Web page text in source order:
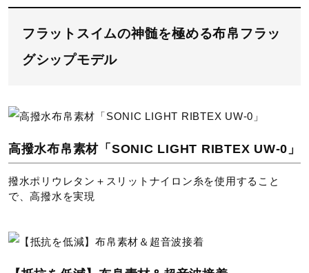
フラットスイムの神髄を極める布帛フラッ
グシップモデル
高撥水布帛素材「SONIC LIGHT RIBTEX UW-0」
撥水ポリウレタン＋スリットナイロン糸を使用すること
で、高撥水を実現